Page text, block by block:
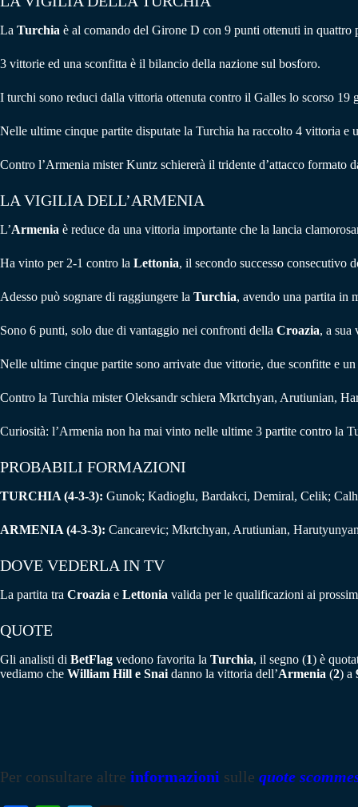
La Turchia è al comando del Girone D con 9 punti ottenuti in quattro
3 vittorie ed una sconfitta è il bilancio della nazione sul bosforo.
I turchi sono reduci dalla vittoria ottenuta contro il Galles lo scorso
Nelle ultime cinque partite disputate la Turchia ha raccolto 4 vittoria e
Contro l’Armenia mister Kuntz schiererà il tridente d’attacco
LA VIGILIA DELL’ARMENIA
L’Armenia è reduce da una vittoria importante che la lancia
Ha vinto per 2-1 contro la Lettonia, il secondo successo consecutivo
Adesso può sognare di raggiungere la Turchia, avendo una partita in
Sono 6 punti, solo due di vantaggio nei confronti della Croazia, a sua
Nelle ultime cinque partite sono arrivate due vittorie, due sconfitte e un
Contro la Turchia mister Oleksandr schiera Mkrtchyan, Arutiunian,
Curiosità: l’Armenia non ha mai vinto nelle ultime 3 partite contro la
PROBABILI FORMAZIONI
TURCHIA (4-3-3): Gunok; Kadioglu, Bardakci, Demiral, Celik;
ARMENIA (4-3-3): Cancarevic; Mkrtchyan, Arutiunian,
DOVE VEDERLA IN TV
La partita tra Croazia e Lettonia valida per le qualificazioni ai
QUOTE
Gli analisti di BetFlag vedono favorita la Turchia, il segno (1) è
vediamo che William Hill e Snai danno la vittoria dell’Armenia (2) a
Per consultare altre informazioni sulle quote